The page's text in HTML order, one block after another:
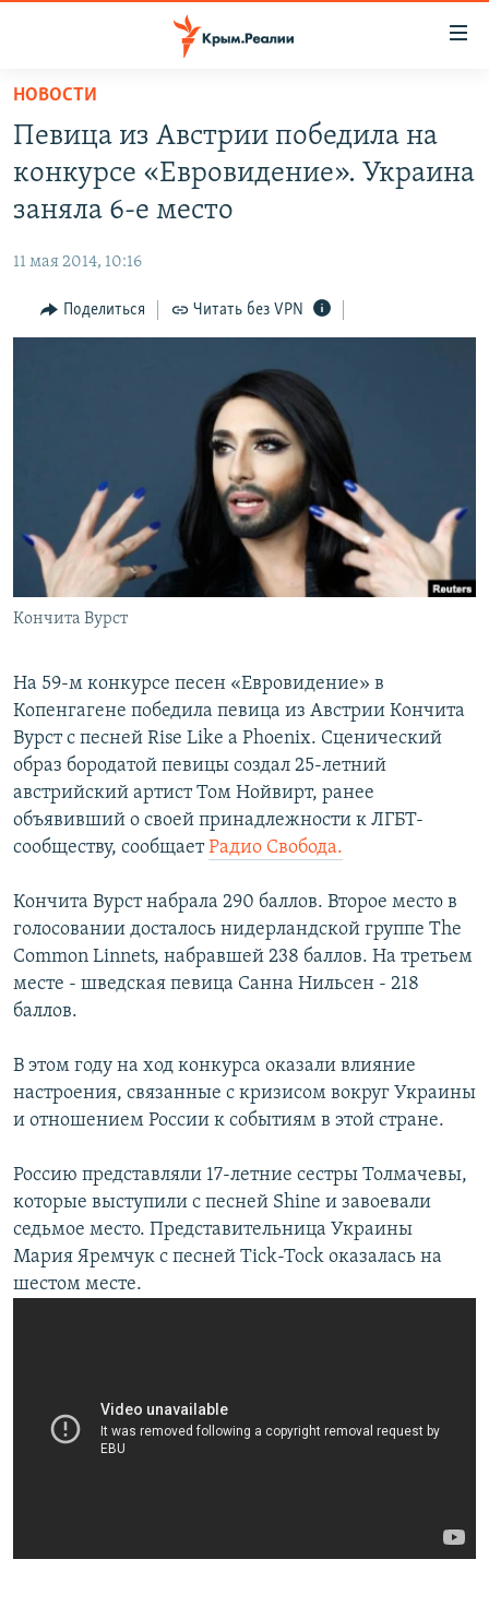
Вернуться
основному
содержанию
Вернутся
главной
Вернутся
СПЕЦПРОЕКТЫ
11 ЛЕТ ОККУПАЦИИ КРЫМА. 11 ИСТОРИЙ СОПРОТИВЛЕНИЯ
ЕЩЕ
ИНТЕРАКТИВ
ТЕЛЕПРОЕКТ КРЫМ.РЕАЛИИ
СОВЕТЫ ПРАВОЗАЩИТНИКОВ
ПОБЕДИТЕЛЕЙ НЕ СУДЯТ?
КРЫМ.НЕПОКОРЕННЫЙ
ELIFBE
УКРАИНСКАЯ ПРОБЛЕМА КРЫМА
РАДІО СВОБОДА
ПРИСОЕДИНЯЙТЕСЬ!
НОВОСТИ
Певица из Австрии победила на
конкурсе «Евровидение». Украина
заняла 6-е место
11 мая 2014, 10:16
Поделиться Читать без VPN
Кончита Вурст
На 59-м конкурсе песен «Евровидение» в
Копенгагене победила певица из Австрии Кончита
Вурст с песней Rise Like a Phoenix. Сценический
образ бородатой певицы создал 25-летний
австрийский артист Том Нойвирт, ранее
объявивший о своей принадлежности к ЛГБТ-
сообществу, сообщаетРадио Свобода.
Кончита Вурст набрала 290 баллов. Второе место в
голосовании досталось нидерландской группе The
Common Linnets, набравшей 238 баллов. На третьем
месте - шведская певица Санна Нильсен - 218
баллов.
В этом году на ход конкурса оказали влияние
настроения, связанные с кризисом вокруг Украины
и отношением России к событиям в этой стране.
Россию представляли 17-летние сестры Толмачевы,
которые выступили с песней Shine и завоевали
седьмое место. Представительница Украины
Мария Яремчук с песней Tick-Tock оказалась на
шестом месте.